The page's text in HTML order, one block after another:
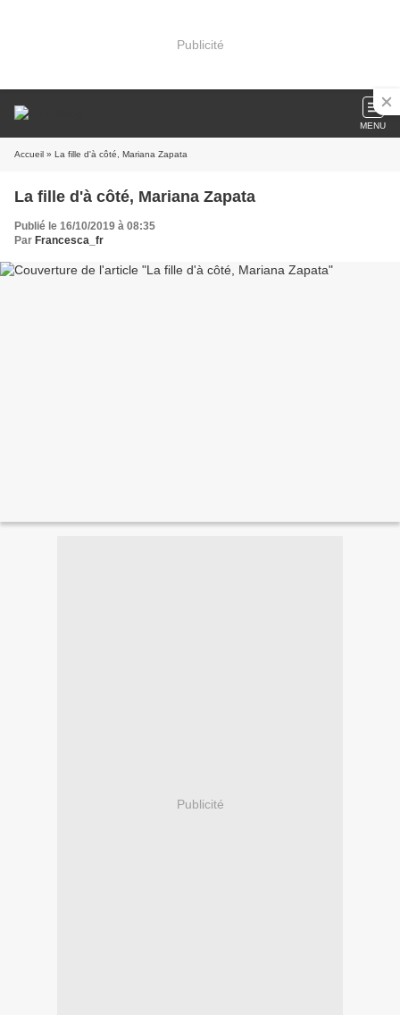
Publicité
MENU
Accueil » La fille d'à côté, Mariana Zapata
La fille d'à côté, Mariana Zapata
Publié le 16/10/2019 à 08:35
Par Francesca_fr
Publicité